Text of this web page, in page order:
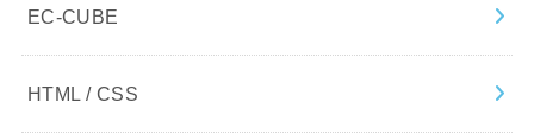
EC-CUBE
HTML / CSS